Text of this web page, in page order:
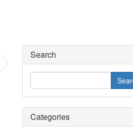
Search
Categories